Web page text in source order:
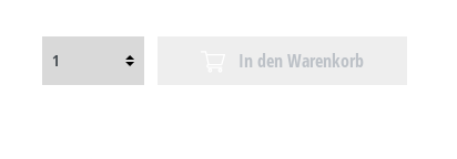
In den Warenkorb